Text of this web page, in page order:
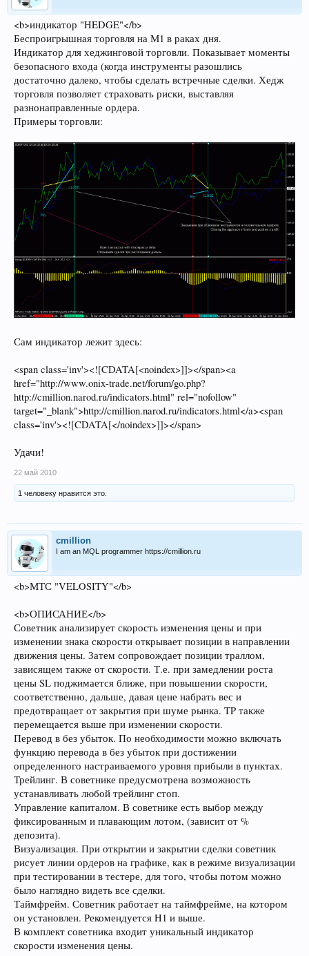
<b>индикатор "HEDGE"</b>
Беспроигрышная торговля на М1 в раках дня.
Индикатор для хеджинговой торговли. Показывает моменты
безопасного входа (когда инструменты разошлись
достаточно далеко, чтобы сделать встречные сделки. Хедж
торговля позволяет страховать риски, выставляя
разнонаправленные ордера.
Примеры торговли:
Сам индикатор лежит здесь:
<span class='inv'><![CDATA[<noindex>]]></span><a
href="http://www.onix-trade.net/forum/go.php?
http://cmillion.narod.ru/indicators.html" rel="nofollow"
target="_blank">http://cmillion.narod.ru/indicators.html</a><span
class='inv'><![CDATA[</noindex>]]></span>
Удачи!
22 май 2010
1 человеку нравится это.
cmillion
I am an MQL programmer https://cmillion.ru
<b>МТС "VELOSITY"</b>
<b>ОПИСАНИЕ</b>
Советник анализирует скорость изменения цены и при
изменении знака скорости открывает позиции в направлении
движения цены. Затем сопровождает позиции траллом,
зависящем также от скорости. Т.е. при замедлении роста
цены SL поджимается ближе, при повышении скорости,
соответственно, дальше, давая цене набрать вес и
предотвращает от закрытия при шуме рынка. TP также
перемещается выше при изменении скорости.
Перевод в без убыток. По необходимости можно включать
функцию перевода в без убыток при достижении
определенного настраиваемого уровня прибыли в пунктах.
Трейлинг. В советнике предусмотрена возможность
устанавливать любой трейлинг стоп.
Управление капиталом. В советнике есть выбор между
фиксированным и плавающим лотом, (зависит от %
депозита).
Визуализация. При открытии и закрытии сделки советник
рисует линии ордеров на графике, как в режиме визуализации
при тестировании в тестере, для того, чтобы потом можно
было наглядно видеть все сделки.
Таймфрейм. Советник работает на таймфрейме, на котором
он установлен. Рекомендуется H1 и выше.
В комплект советника входит уникальный индикатор
скорости изменения цены.